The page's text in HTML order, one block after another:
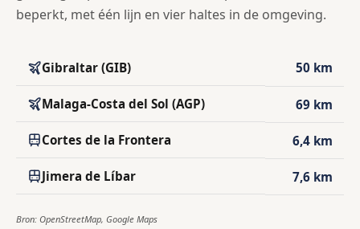
beperkt, met één lijn en vier haltes in de omgeving.
Gibraltar (GIB) 50 km
Malaga-Costa del Sol (AGP) 69 km
Cortes de la Frontera 6,4 km
Jimera de Líbar 7,6 km
Bron: OpenStreetMap, Google Maps